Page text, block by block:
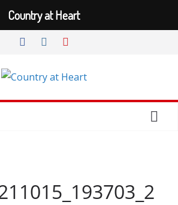
Country at Heart